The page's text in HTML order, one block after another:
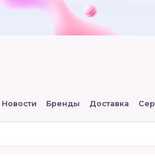
Новости Бренды Доставка